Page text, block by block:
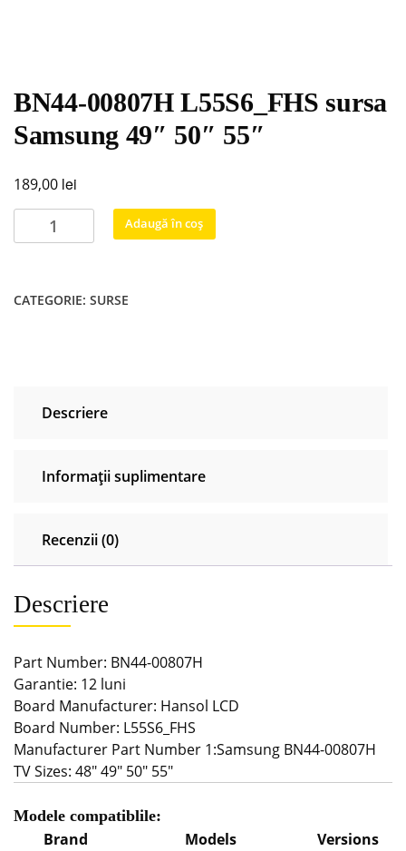
BN44-00807H L55S6_FHS sursa
Samsung 49″ 50″ 55″
189,00 lei
Cantitate
BN44-
sursa
Adaugă în coș
CATEGORIE: SURSE
Descriere
Informații suplimentare
Recenzii (0)
Descriere
Part Number: BN44-00807H
Garantie: 12 luni
Board Manufacturer: Hansol LCD
Board Number: L55S6_FHS
Manufacturer Part Number 1:Samsung BN44-00807H
TV Sizes: 48″ 49″ 50″ 55″
Modele compatiblile:
Brand Models Versions